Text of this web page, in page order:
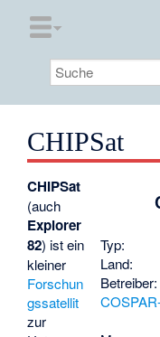
CHIPSat
Typ:
Land:
Betreiber:
CHIPSat
(auch
Explorer
82) ist ein
kleiner
Forschun
gssatellit
zur